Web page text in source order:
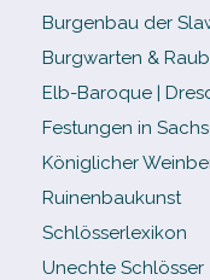
Burgenbau der
Burgwarten &
Elb-​Baroque |
Festungen in
Königlicher
Ruinenbaukunst
Schlösserlexikon
Unechte Schlösser